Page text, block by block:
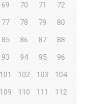
69 70 71
72
77 78 79
80
85 86 87
88
93 94 95
96
101 102 103
104
109 110 111
112